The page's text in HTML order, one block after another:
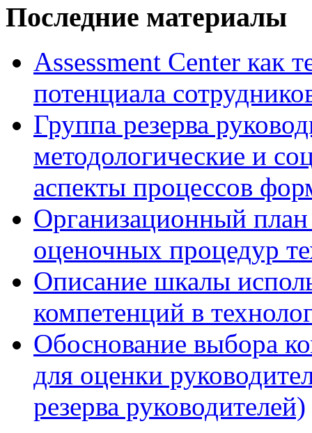
Последние материалы
Assessment Center как
потенциала
Группа резерва
методологические и
аспекты процессов
Организационный
оценочных процедур
Описание шкалы
компетенций в
Обоснование выбора
для оценки
резерва руководителей)